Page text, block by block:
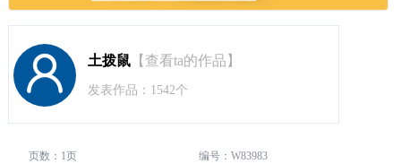
土拨鼠【查看ta的作品】
发表作品：1542个
页数：1页 编号：W83983